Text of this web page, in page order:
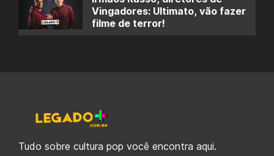
Vingadores: Ultimato, vão fazer
filme de terror!
Tudo sobre cultura pop você encontra aqui.